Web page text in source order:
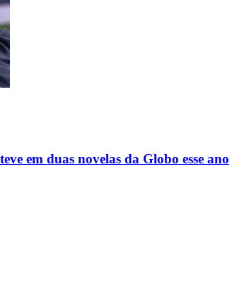
em duas novelas da Globo esse ano